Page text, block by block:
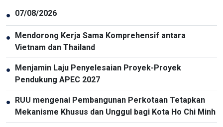
● 07/08/2026
●
Mendorong Kerja Sama Komprehensif antara
Vietnam dan Thailand
●
Menjamin Laju Penyelesaian Proyek-Proyek
Pendukung APEC 2027
●
RUU mengenai Pembangunan Perkotaan Tetapkan
Mekanisme Khusus dan Unggul bagi Kota Ho Chi Minh